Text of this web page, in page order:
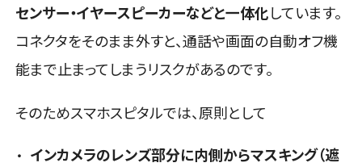
センサー・イヤースピーカーなどと一体化しています。
コネクタをそのまま外すと、通話や画面の自動オフ機
能まで止まってしまうリスクがあるのです。
そのためスマホスピタルでは、原則として
インカメラのレンズ部分に内側からマスキング（遮